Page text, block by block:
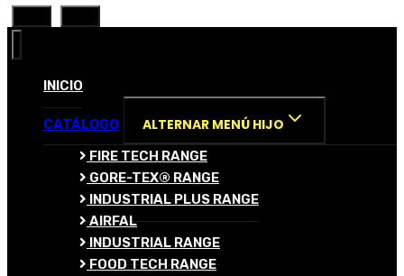
INICIO
CATÁLOGO ALTERNAR MENÚ HIJO
FIRE TECH RANGE
GORE-TEX® RANGE
INDUSTRIAL PLUS RANGE
AIRFAL
INDUSTRIAL RANGE
FOOD TECH RANGE